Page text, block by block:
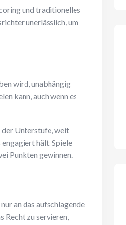
und traditionelles
unerlässlich, um
wird, unabhängig
kann, auch wenn es
der Unterstufe, weit
hält. Spiele
Punkten gewinnen.
an das aufschlagende
Recht zu servieren,